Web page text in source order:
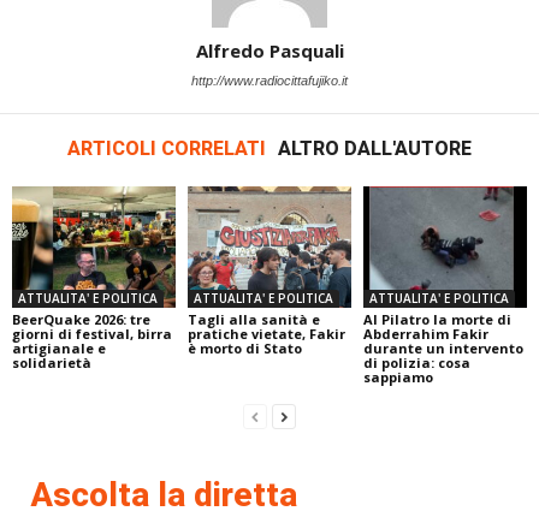
Alfredo Pasquali
http://www.radiocittafujiko.it
ARTICOLI CORRELATI ALTRO DALL'AUTORE
ATTUALITA' E POLITICA
BeerQuake 2026: tre
giorni di festival, birra
artigianale e
solidarietà
ATTUALITA' E POLITICA
Tagli alla sanità e
pratiche vietate, Fakir
è morto di Stato
ATTUALITA' E POLITICA
Al Pilatro la morte di
Abderrahim Fakir
durante un intervento
di polizia: cosa
sappiamo
Ascolta la diretta